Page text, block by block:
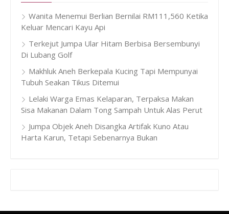
Wanita Menemui Berlian Bernilai RM111,560 Ketika
Keluar Mencari Kayu Api
Terkejut Jumpa Ular Hitam Berbisa Bersembunyi
Di Lubang Golf
Makhluk Aneh Berkepala Kucing Tapi Mempunyai
Tubuh Seakan Tikus Ditemui
Lelaki Warga Emas Kelaparan, Terpaksa Makan
Sisa Makanan Dalam Tong Sampah Untuk Alas Perut
Jumpa Objek Aneh Disangka Artifak Kuno Atau
Harta Karun, Tetapi Sebenarnya Bukan